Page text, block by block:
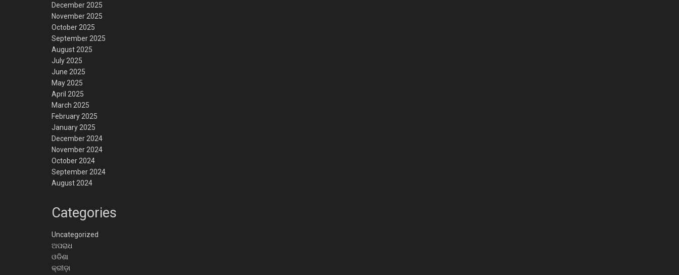
December 2025
November 2025
October 2025
September 2025
August 2025
July 2025
June 2025
May 2025
April 2025
March 2025
February 2025
January 2025
December 2024
November 2024
October 2024
September 2024
August 2024
Categories
Uncategorized
ଅପରାଧ
ଓଡିଶା
କ୍ରୀଡ଼ା